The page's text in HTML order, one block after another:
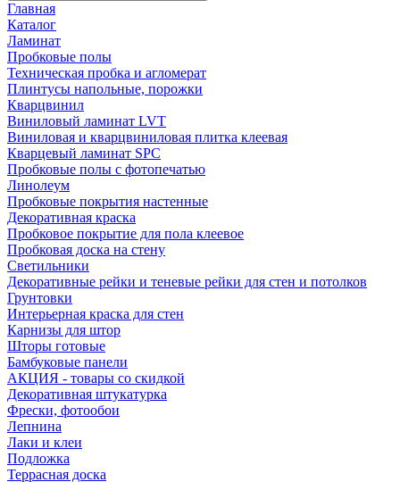
Главная
Каталог
Ламинат
Пробковые полы
Техническая пробка и агломерат
Плинтусы напольные, порожки
Кварцвинил
Виниловый ламинат LVT
Виниловая и кварцвиниловая плитка клеевая
Кварцевый ламинат SPC
Пробковые полы с фотопечатью
Линолеум
Пробковые покрытия настенные
Декоративная краска
Пробковое покрытие для пола клеевое
Пробковая доска на стену
Светильники
Декоративные рейки и теневые рейки для стен и потолков
Грунтовки
Интерьерная краска для стен
Карнизы для штор
Шторы готовые
Бамбуковые панели
АКЦИЯ - товары со скидкой
Декоративная штукатурка
Фрески, фотообои
Лепнина
Лаки и клеи
Подложка
Террасная доска